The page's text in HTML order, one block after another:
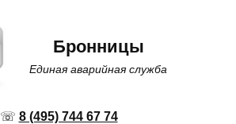
Бронницы
Единая аварийная служба
☏ 8 (495) 744 67 74